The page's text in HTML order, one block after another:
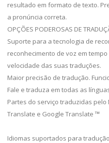
resultado em formato de texto.
a pronúncia correta.
OPÇÕES PODEROSAS DE
Suporte para a tecnologia de
reconhecimento de voz em
velocidade das suas traduções.
Maior precisão de tradução.
Fale e traduza em todas as
Partes do serviço traduzidas
Translate e Google Translate ™
Idiomas suportados para